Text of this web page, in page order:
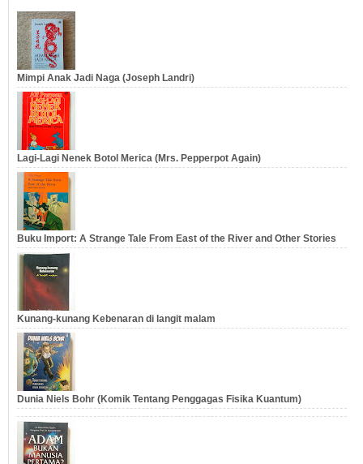
Mimpi Anak Jadi Naga (Joseph Landri)
Lagi-Lagi Nenek Botol Merica (Mrs. Pepperpot Again)
Buku Import: A Strange Tale From East of the River and Other Stories
Kunang-kunang Kebenaran di langit malam
Dunia Niels Bohr (Komik Tentang Penggagas Fisika Kuantum)